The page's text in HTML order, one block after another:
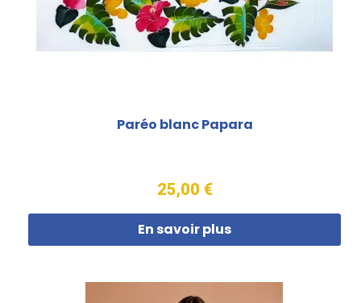
Paréo blanc Papara
25,00 €
En savoir plus